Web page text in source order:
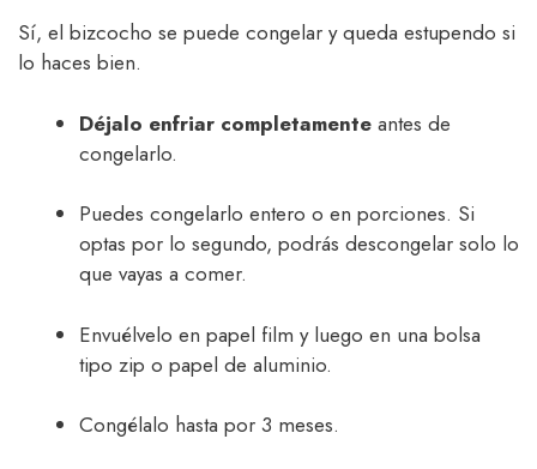
Sí, el bizcocho se puede congelar y queda estupendo si
lo haces bien.
Déjalo enfriar completamente antes de
congelarlo.
Puedes congelarlo entero o en porciones. Si
optas por lo segundo, podrás descongelar solo lo
que vayas a comer.
Envuélvelo en papel film y luego en una bolsa
tipo zip o papel de aluminio.
Congélalo hasta por 3 meses.